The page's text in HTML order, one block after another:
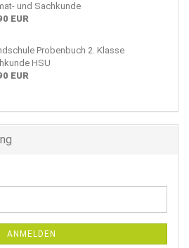
und Sachkunde
EUR
Probenbuch 2. Klasse
HSU
EUR
ANMELDEN